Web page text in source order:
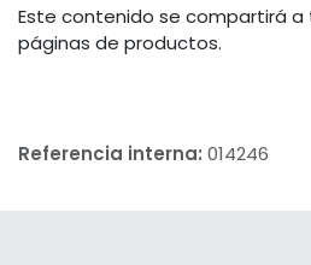
Este contenido se compartirá
páginas de productos.
Referencia interna: 014246